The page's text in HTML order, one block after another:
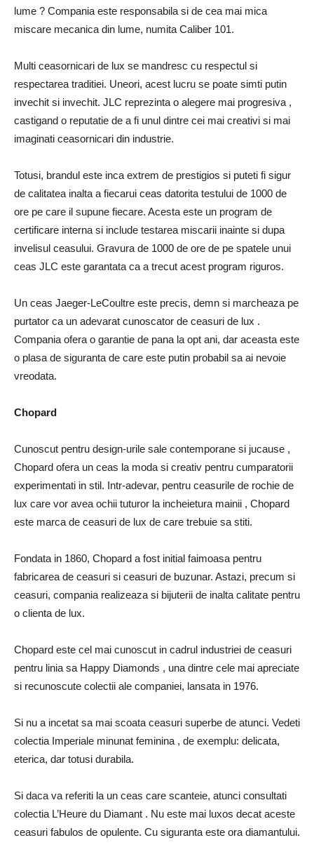
lume ? Compania este responsabila si de cea mai mica
miscare mecanica din lume, numita Caliber 101.
Multi ceasornicari de lux se mandresc cu respectul si
respectarea traditiei. Uneori, acest lucru se poate simti putin
invechit si invechit. JLC reprezinta o alegere mai progresiva ,
castigand o reputatie de a fi unul dintre cei mai creativi si mai
imaginati ceasornicari din industrie.
Totusi, brandul este inca extrem de prestigios si puteti fi sigur
de calitatea inalta a fiecarui ceas datorita testului de 1000 de
ore pe care il supune fiecare. Acesta este un program de
certificare interna si include testarea miscarii inainte si dupa
invelisul ceasului. Gravura de 1000 de ore de pe spatele unui
ceas JLC este garantata ca a trecut acest program riguros.
Un ceas Jaeger-LeCoultre este precis, demn si marcheaza pe
purtator ca un adevarat cunoscator de ceasuri de lux .
Compania ofera o garantie de pana la opt ani, dar aceasta este
o plasa de siguranta de care este putin probabil sa ai nevoie
vreodata.
Chopard
Cunoscut pentru design-urile sale contemporane si jucause ,
Chopard ofera un ceas la moda si creativ pentru cumparatorii
experimentati in stil. Intr-adevar, pentru ceasurile de rochie de
lux care vor avea ochii tuturor la incheietura mainii , Chopard
este marca de ceasuri de lux de care trebuie sa stiti.
Fondata in 1860, Chopard a fost initial faimoasa pentru
fabricarea de ceasuri si ceasuri de buzunar. Astazi, precum si
ceasuri, compania realizeaza si bijuterii de inalta calitate pentru
o clienta de lux.
Chopard este cel mai cunoscut in cadrul industriei de ceasuri
pentru linia sa Happy Diamonds , una dintre cele mai apreciate
si recunoscute colectii ale companiei, lansata in 1976.
Si nu a incetat sa mai scoata ceasuri superbe de atunci. Vedeti
colectia Imperiale minunat feminina , de exemplu: delicata,
eterica, dar totusi durabila.
Si daca va referiti la un ceas care scanteie, atunci consultati
colectia L’Heure du Diamant . Nu este mai luxos decat aceste
ceasuri fabulos de opulente. Cu siguranta este ora diamantului.